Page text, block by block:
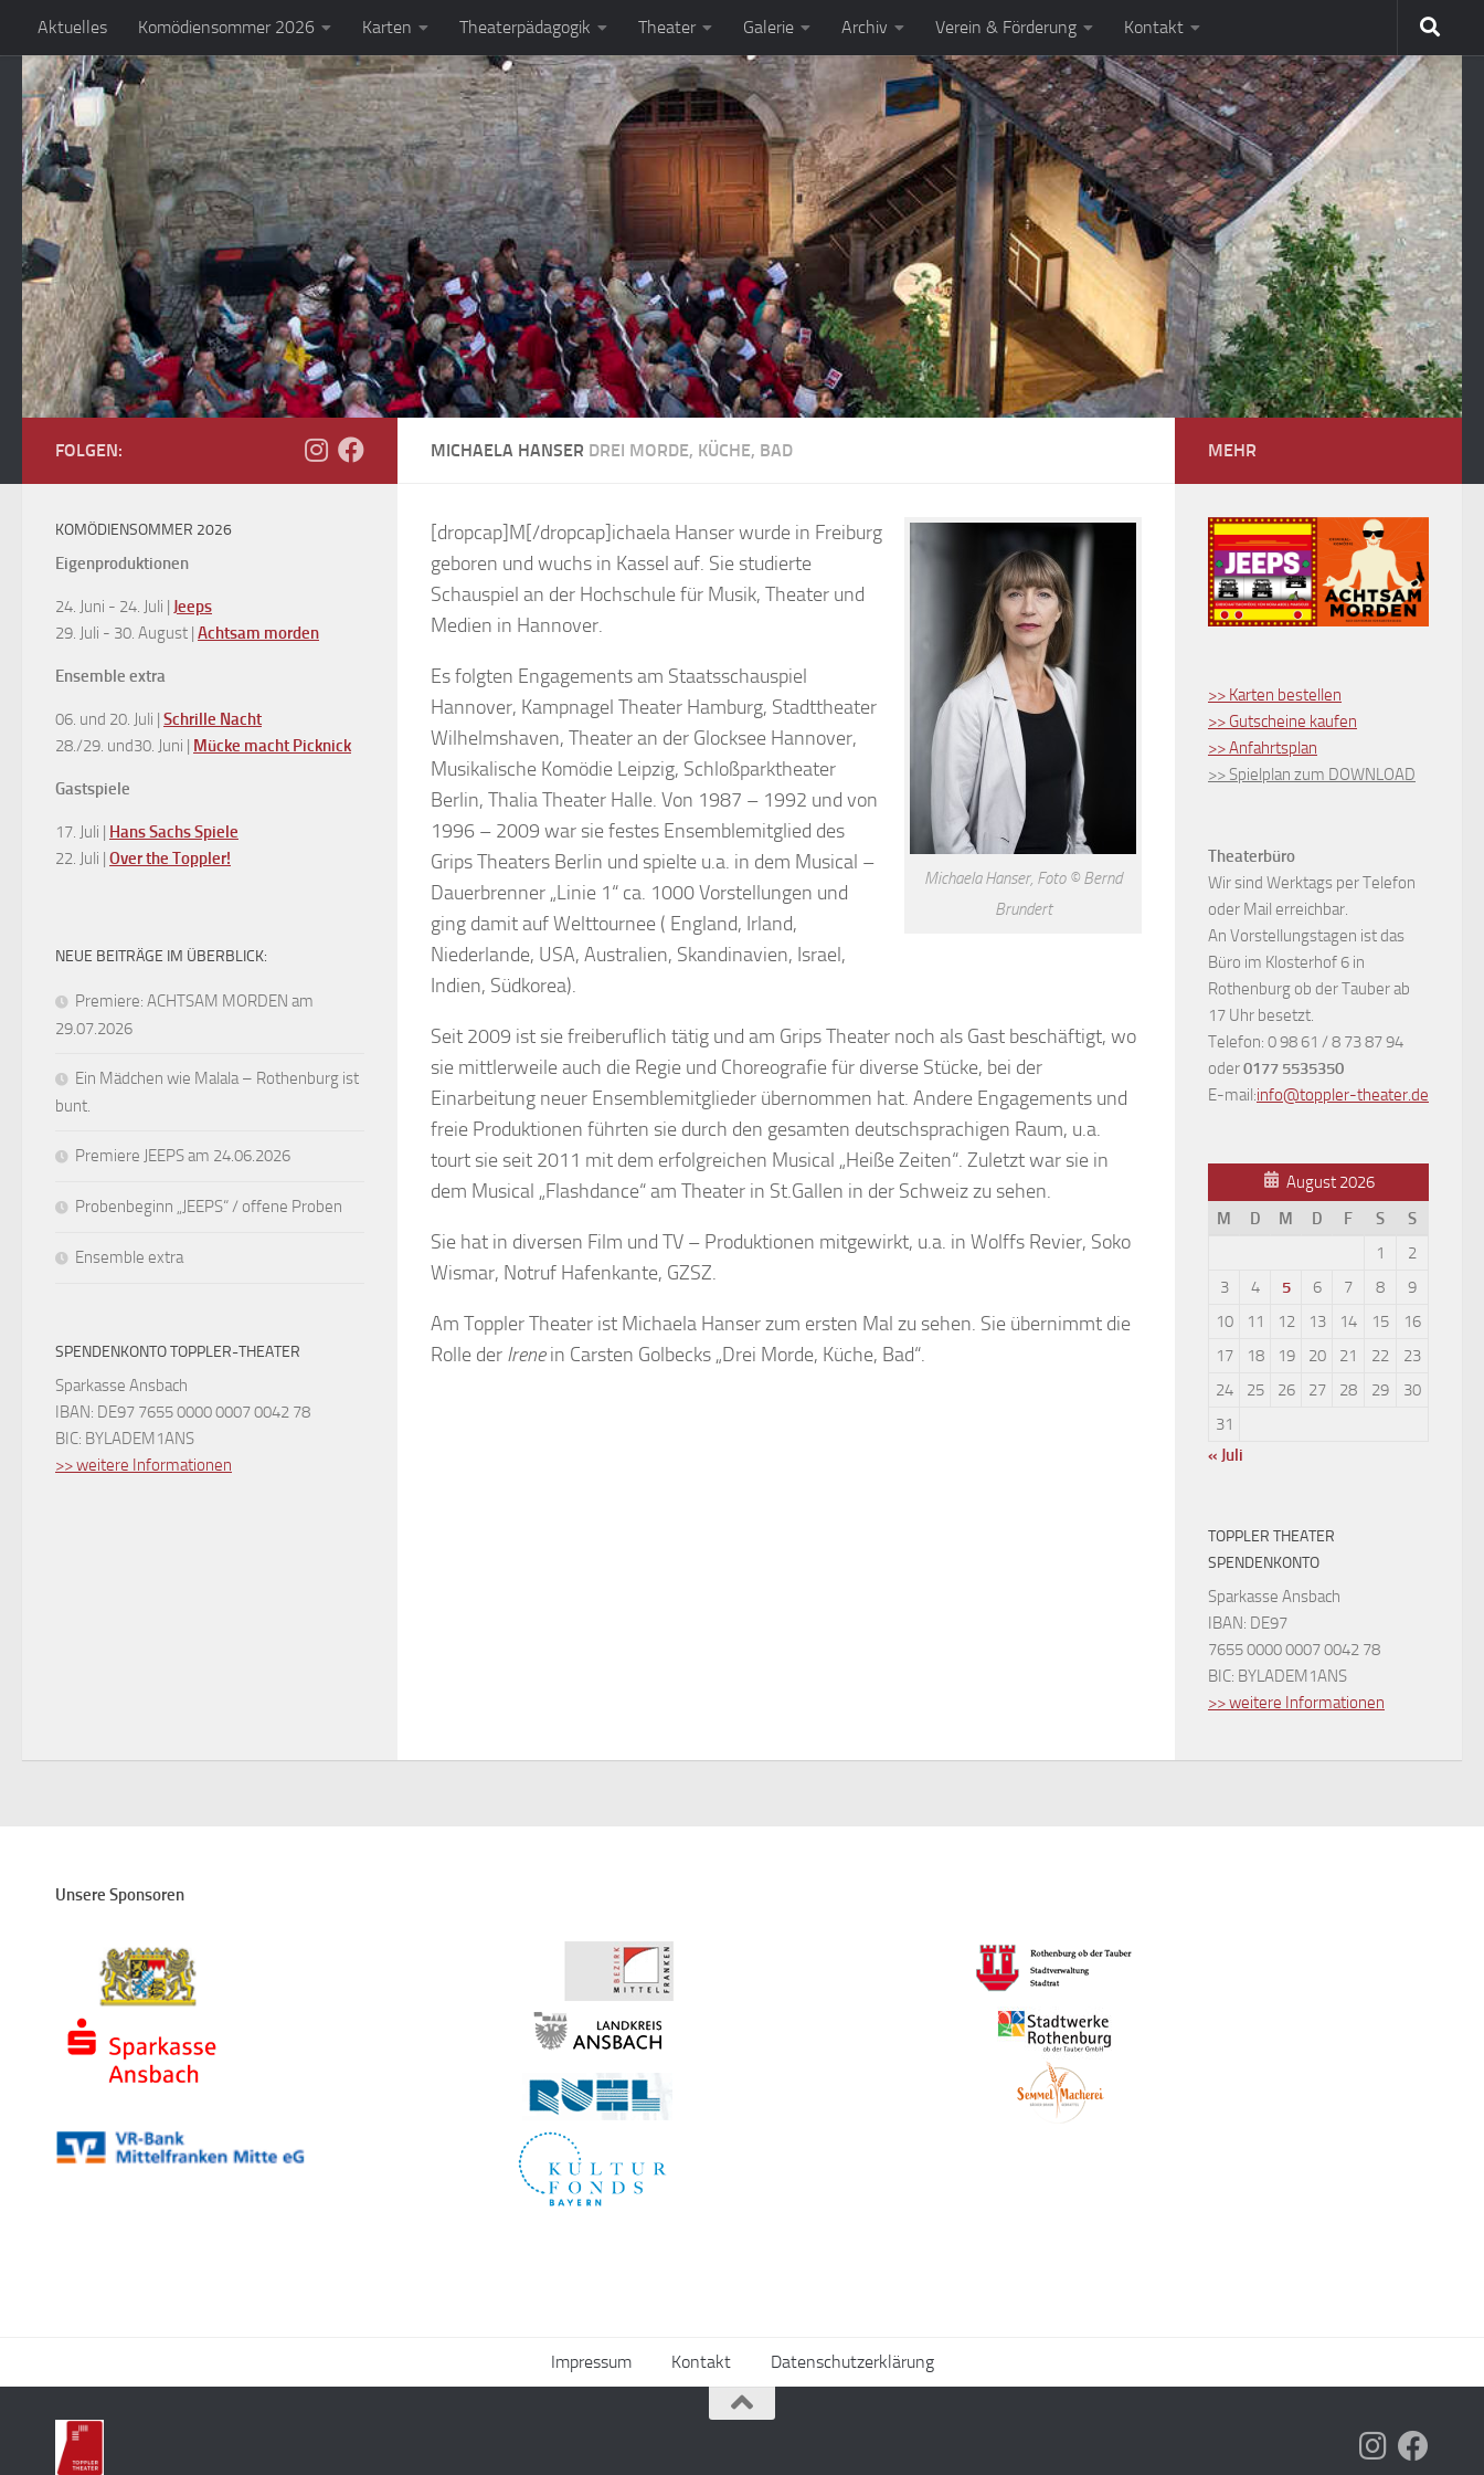
Zum Inhalt springen
Aktuelles Komödiensommer 2026 Karten Theaterpädagogik Theater Galerie Archiv Verein & Förderung Kontakt
MICHAELA HANSER DREI MORDE, KÜCHE, BAD
Michaela Hanser, Foto © Bernd
Brundert
[dropcap]M[/dropcap]ichaela Hanser wurde in Freiburg
geboren und wuchs in Kassel auf. Sie studierte
Schauspiel an der Hochschule für Musik, Theater und
Medien in Hannover.
Es folgten Engagements am Staatsschauspiel
Hannover, Kampnagel Theater Hamburg, Stadttheater
Wilhelmshaven, Theater an der Glocksee Hannover,
Musikalische Komödie Leipzig, Schloßparktheater
Berlin, Thalia Theater Halle. Von 1987 – 1992 und von
1996 – 2009 war sie festes Ensemblemitglied des
Grips Theaters Berlin und spielte u.a. in dem Musical –
Dauerbrenner „Linie 1“ ca. 1000 Vorstellungen und
ging damit auf Welttournee ( England, Irland,
Niederlande, USA, Australien, Skandinavien, Israel,
Indien, Südkorea).
Seit 2009 ist sie freiberuflich tätig und am Grips Theater noch als Gast beschäftigt, wo
sie mittlerweile auch die Regie und Choreografie für diverse Stücke, bei der
Einarbeitung neuer Ensemblemitglieder übernommen hat. Andere Engagements und
freie Produktionen führten sie durch den gesamten deutschsprachigen Raum, u.a.
tourt sie seit 2011 mit dem erfolgreichen Musical „Heiße Zeiten“. Zuletzt war sie in
dem Musical „Flashdance“ am Theater in St.Gallen in der Schweiz zu sehen.
Sie hat in diversen Film und TV – Produktionen mitgewirkt, u.a. in Wolffs Revier, Soko
Wismar, Notruf Hafenkante, GZSZ.
Am Toppler Theater ist Michaela Hanser zum ersten Mal zu sehen. Sie übernimmt die
Rolle der Irenein Carsten Golbecks „Drei Morde, Küche, Bad“.
FOLGEN:
KOMÖDIENSOMMER 2026
Eigenproduktionen
24. Juni - 24. Juli | Jeeps
29. Juli - 30. August | Achtsam morden
Ensemble extra
06. und 20. Juli | Schrille Nacht
28./29. und30. Juni | Mücke macht Picknick
Gastspiele
17. Juli | Hans Sachs Spiele
22. Juli | Over the Toppler!
NEUE BEITRÄGE IM ÜBERBLICK:
Premiere: ACHTSAM MORDEN am
29.07.2026
Ein Mädchen wie Malala – Rothenburg ist
bunt.
Premiere JEEPS am 24.06.2026
Probenbeginn „JEEPS“ / offene Proben
Ensemble extra
SPENDENKONTO TOPPLER-THEATER
Sparkasse Ansbach
IBAN: DE97 7655 0000 0007 0042 78
BIC: BYLADEM1ANS
>> weitere Informationen
MEHR
>> Karten bestellen
>> Gutscheine kaufen
>> Anfahrtsplan
>> Spielplan zum DOWNLOAD
Theaterbüro
Wir sind Werktags per Telefon
oder Mail erreichbar.
An Vorstellungstagen ist das
Büro im Klosterhof 6 in
Rothenburg ob der Tauber ab
17 Uhr besetzt.
Telefon: 0 98 61 / 8 73 87 94
oder0177 5535350
E-mail:info@toppler-theater.de
August 2026
M
D M D F S
S
1
2
3
4 5 6 7 8
9
10
11 12 13 14 15
16
17
18 19 20 21 22
23
24
25 26 27 28 29
30
31
« Juli
TOPPLER THEATER
SPENDENKONTO
Sparkasse Ansbach
IBAN: DE97
7655 0000 0007 0042 78
BIC: BYLADEM1ANS
>> weitere Informationen
Unsere Sponsoren
Impressum Kontakt Datenschutzerklärung